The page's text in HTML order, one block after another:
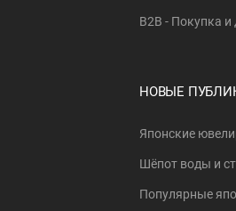
B2B - Покупка
НОВЫЕ
Японские
Шёпот воды и
Популярные